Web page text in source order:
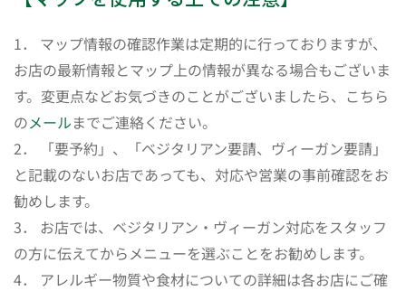
1． マップ情報の確認作業は定期的に行っておりますが、
お店の最新情報とマップ上の情報が異なる場合もございま
す。変更点などお気づきのことがございましたら、こちら
のメールまでご連絡ください。
2． 「要予約」、「ベジタリアン要請、ヴィーガン要請」
と記載のないお店であっても、対応や営業の事前確認をお
勧めします。
3． お店では、ベジタリアン・ヴィーガン対応をスタッフ
の方に伝えてからメニューを選ぶことをお勧めします。
4． アレルギー物質や食材についての詳細は各お店にご確